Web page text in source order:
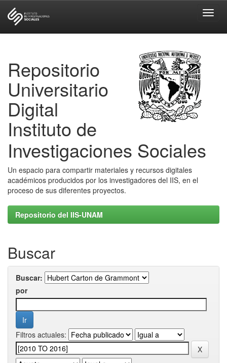
Repositorio
Universitario
Digital
Instituto de
Investigaciones Sociales
Un espacio para compartir materiales y recursos digitales
académicos producidos por los investigadores del IIS, en el
proceso de sus diferentes proyectos.
Repositorio del IIS-UNAM
Buscar
Buscar:
por
Filtros actuales: